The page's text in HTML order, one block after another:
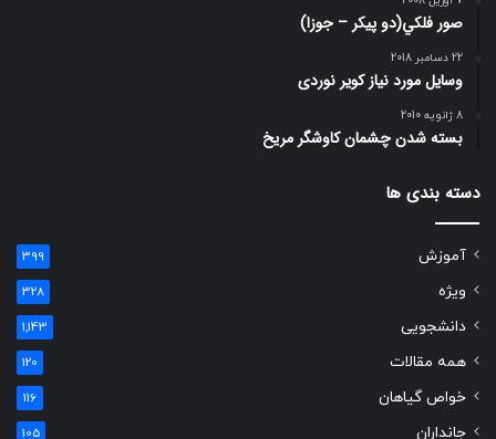
صور فلكي(دو پیکر – جوزا)
22 دسامبر 2018
وسایل مورد نیاز کویر نوردی
8 ژانویه 2010
بسته شدن چشمان کاوشگر مريخ
دسته بندی ها
آموزش 399
ویژه 328
دانشجویی 1,143
همه مقالات 120
خواص گیاهان 116
جانداران 105